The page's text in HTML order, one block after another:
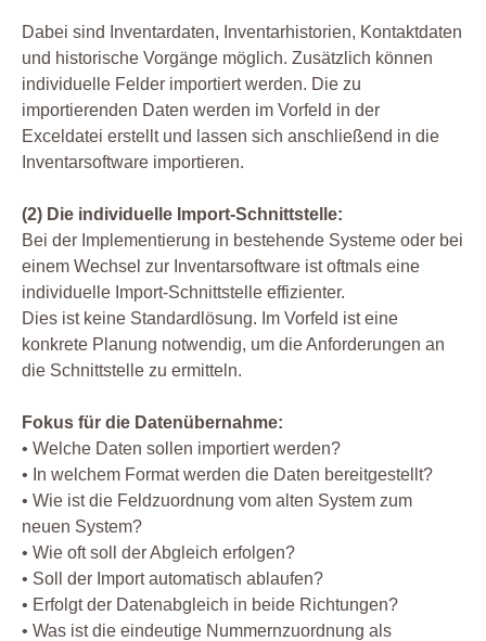
Dabei sind Inventardaten, Inventarhistorien, Kontaktdaten
und historische Vorgänge möglich. Zusätzlich können
individuelle Felder importiert werden. Die zu
importierenden Daten werden im Vorfeld in der
Exceldatei erstellt und lassen sich anschließend in die
Inventarsoftware importieren.
(2) Die individuelle Import-Schnittstelle:
Bei der Implementierung in bestehende Systeme oder bei
einem Wechsel zur Inventarsoftware ist oftmals eine
individuelle Import-Schnittstelle effizienter.
Dies ist keine Standardlösung. Im Vorfeld ist eine
konkrete Planung notwendig, um die Anforderungen an
die Schnittstelle zu ermitteln.
Fokus für die Datenübernahme:
• Welche Daten sollen importiert werden?
• In welchem Format werden die Daten bereitgestellt?
• Wie ist die Feldzuordnung vom alten System zum
neuen System?
• Wie oft soll der Abgleich erfolgen?
• Soll der Import automatisch ablaufen?
• Erfolgt der Datenabgleich in beide Richtungen?
• Was ist die eindeutige Nummernzuordnung als